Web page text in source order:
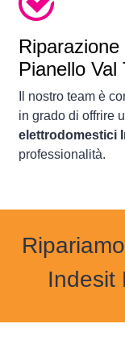
Pianello
Il nostro team è
in grado di offrire
elettrodomestici
professionalità.
Indesit